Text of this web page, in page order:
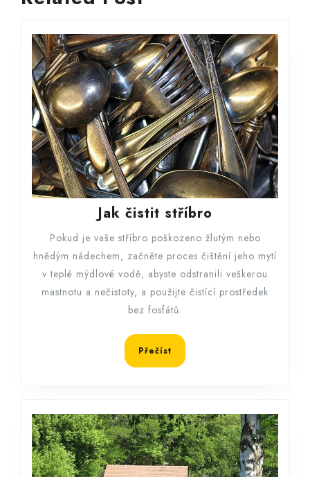
Jak čistit stříbro
čistit
stříbro
Pokud je vaše stříbro poškozeno žlutým nebo
hnědým nádechem, začněte proces čištění jeho mytí
v teplé mýdlové vodě, abyste odstranili veškerou
mastnotu a nečistoty, a použijte čistící prostředek
bez fosfátů.
Přečíst Přečíst